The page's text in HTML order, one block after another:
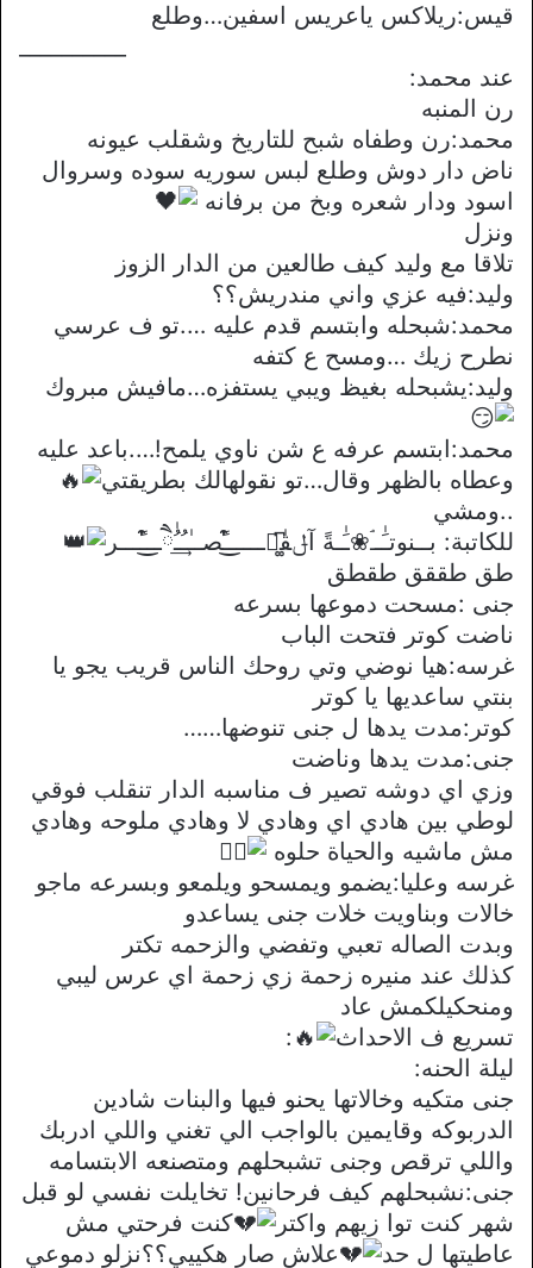
قيس:ريلاكس ياعريس اسفين…وطلع
عند محمد:
رن المنبه
محمد:رن وطفاه شبح للتاريخ وشقلب عيونه
ناض دار دوش وطلع لبس سوريه سوده وسروال
اسود ودار شعره وبخ من برفانه
ونزل
تلاقا مع وليد كيف طالعين من الدار الزوز
وليد:فيه عزي واني مندريش؟؟
محمد:شبحله وابتسم قدم عليه ….تو ف عرسي
نطرح زيك …ومسح ع كتفه
وليد:يشبحله بغيظ ويبي يستفزه…مافيش مبروك
محمد:ابتسم عرفه ع شن ناوي يلمح!….باعد عليه
وعطاه بالظهر وقال…تو نقولهالك بطريقتي
..ومشي
للكاتبة: بــنوتـَٰــۘ❀ـَٰـةً آݪقٰཻ͚͆ـــــ͒͜ـًصــٰـُ͢ـُٰཻــ͒͜ـًـــر
طق طققق طقطق
جنى :مسحت دموعها بسرعه
ناضت كوتر فتحت الباب
غرسه:هيا نوضي وتي روحك الناس قريب يجو يا
بنتي ساعديها يا كوتر
كوتر:مدت يدها ل جنى تنوضها……
جنى:مدت يدها وناضت
وزي اي دوشه تصير ف مناسبه الدار تنقلب فوقي
لوطي بين هادي اي وهادي لا وهادي ملوحه وهادي
مش ماشيه والحياة حلوه
غرسه وعليا:يضمو ويمسحو ويلمعو وبسرعه ماجو
خالات وبناويت خلات جنى يساعدو
وبدت الصاله تعبي وتفضي والزحمه تكتر
كذلك عند منيره زحمة زي زحمة اي عرس ليبي
ومنحكيلكمش عاد
تسريع ف الاحداث
:
ليلة الحنه:
جنى متكيه وخالاتها يحنو فيها والبنات شادين
الدربوكه وقايمين بالواجب الي تغني واللي ادربك
واللي ترقص وجنى تشبحلهم ومتصنعه الابتسامه
جنى:نشبحلهم كيف فرحانين! تخايلت نفسي لو قبل
شهر كنت توا زيهم واكتر
كنت فرحتي مش
عاطيتها ل حد
علاش صار هكييي؟؟نزلو دموعي